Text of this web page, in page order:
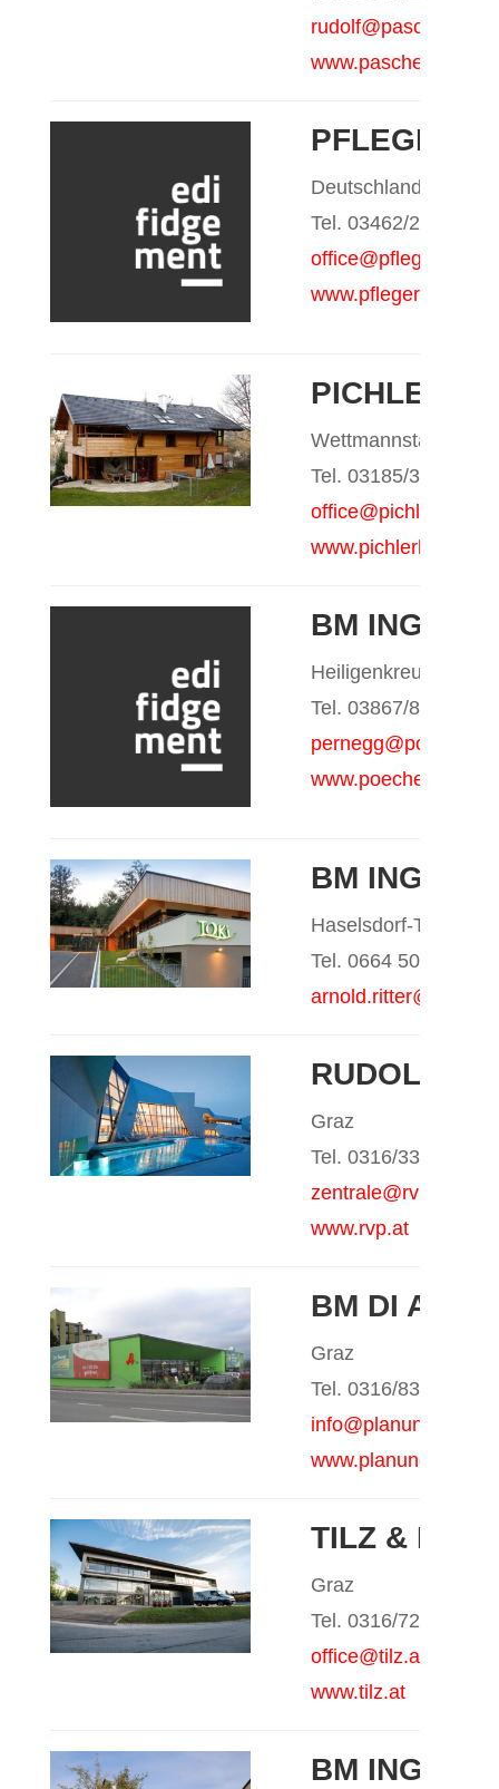
rudolf@paschek.cc
www.paschek.cc
PFLEGER
Deutschlandsberg
Tel. 03462/2336-0
office@pfleger-
www.pfleger-bau.at
PICHLER
Wettmannstätten
Tel. 03185/30720-0
office@pichlerbau.at
www.pichlerbau.at
BM ING.
Heiligenkreuz a.W.,
Tel. 03867/8880
www.poecheim.at
BM ING.
Haselsdorf-Tobelbad
Tel. 0664 50 25 678
RUDOLF &
Graz
Tel. 0316/338070
zentrale@rvp.at
www.rvp.at
BM DI
Graz
Tel. 0316/837499
TILZ &
Graz
Tel. 0316/721360
office@tilz.at
www.tilz.at
BM ING.